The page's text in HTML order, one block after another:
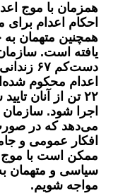
همزمان با موج
احکام اعدام
همچنین متهمان
یافته است.
دست‌کم
اعدام محکوم
۲۲ تن از آنان
اجرا شود.
می‌دهد که در
افکار عمومی و
ممکن است با موج
سیاسی و متهمان
مواجه شویم.